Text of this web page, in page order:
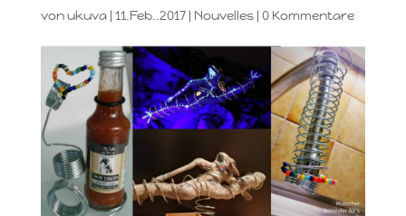
vonukuva| 11.Feb..2017| Nouvelles| 0 Kommentare